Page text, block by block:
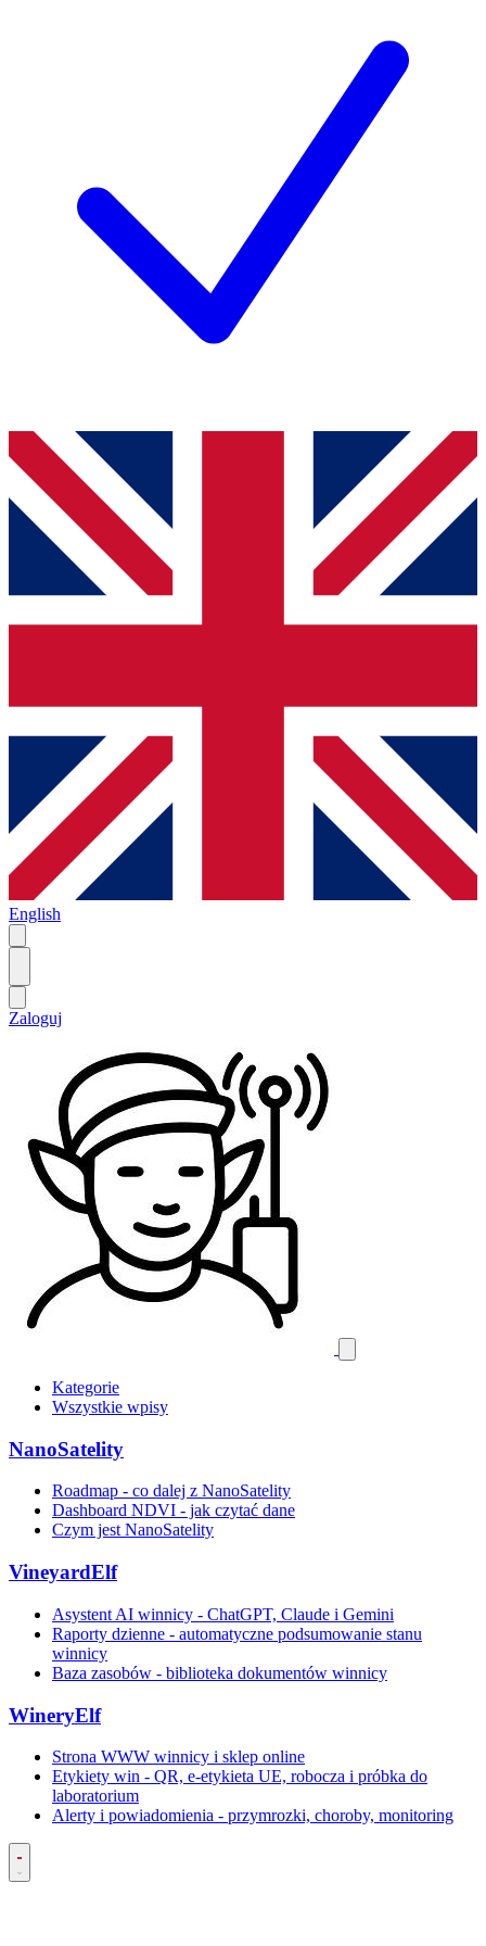
English
Zaloguj
Kategorie
Wszystkie wpisy
NanoSatelity
Roadmap - co dalej z NanoSatelity
Dashboard NDVI - jak czytać dane
Czym jest NanoSatelity
VineyardElf
Asystent AI winnicy - ChatGPT, Claude i Gemini
Raporty dzienne - automatyczne podsumowanie stanu
winnicy
Baza zasobów - biblioteka dokumentów winnicy
WineryElf
Strona WWW winnicy i sklep online
Etykiety win - QR, e-etykieta UE, robocza i próbka do
laboratorium
Alerty i powiadomienia - przymrozki, choroby, monitoring